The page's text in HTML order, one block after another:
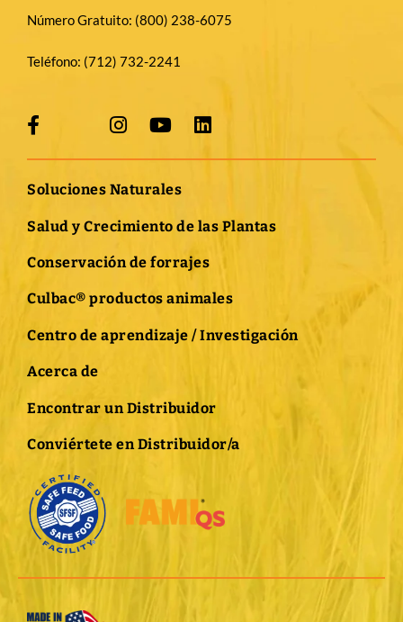
Número Gratuito: (800) 238-6075
Teléfono: (712) 732-2241
Soluciones Naturales
Salud y Crecimiento de las Plantas
Conservación de forrajes
Culbac® productos animales
Centro de aprendizaje / Investigación
Acerca de
Encontrar un Distribuidor
Conviértete en Distribuidor/a